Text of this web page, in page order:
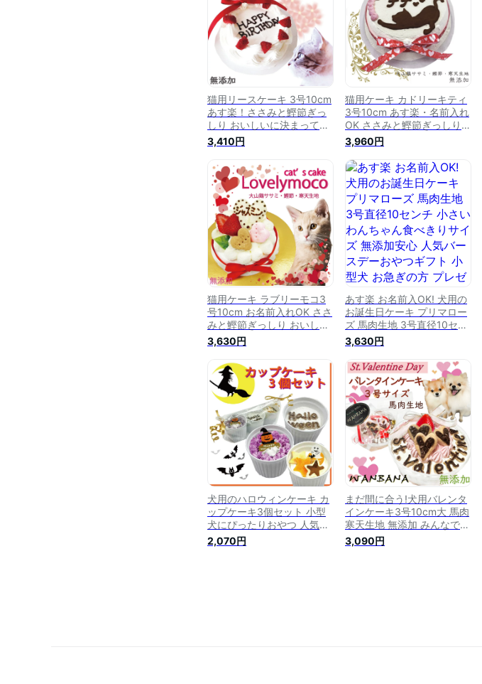
猫用リースケーキ 3号10cm
あす楽！ささみと鰹節ぎっ
しり おいしいに決まって
る！グルメなねこちゃんも
大満足！おやつに！ごはん
に！栄養たっぷり お誕生日
祝い ネコちゃんも飼い主様
も食べっぷりが楽しい！ギ
フトやパーティーを盛り上
げる 信頼の老舗ワンバナが
幸せをお届け
3,410円
猫用ケーキ カドリーキティ
3号10cm あす楽・名前入れ
OK ささみと鰹節ぎっしり
おいしいに決まってる！グ
ルメなねこちゃんも大満
足！おやつに！ごはんに！
栄養たっぷり お誕生日祝い
ネコちゃんも飼い主様も食
べっぷりが楽しい！ギフト
やパーティーを盛り上げる
老舗ワンバナ
3,960円
猫用ケーキ ラブリーモコ3
号10cm お名前入れOK ささ
みと鰹節ぎっしり おいしい
に決まってる！グルメなね
こちゃんも大満足！おやつ
に！ごはんに！栄養たっぷ
り お誕生日祝い ネコちゃん
も飼い主様も食べっぷりが
楽しい！ギフトやパーティ
ーを盛り上げる 創業20年老
舗ワンバナ
3,630円
あす楽 お名前入OK! 犬用の
お誕生日ケーキ プリマロー
ズ 馬肉生地 3号直径10セン
チ 小さいわんちゃん食べき
りサイズ 無添加安心 人気バ
ースデーおやつギフト 小型
犬 お急ぎの方 プレゼント
低カロリー シニアもおすす
め フードやごはんの代わり
に 特別な記念日 ワンバナ
3,630円
犬用のハロウィンケーキ カ
ップケーキ3個セット 小型
犬にぴったりおやつ 人気の
食べ切りサイズ パーティー
に 無添加 馬肉とお野菜の生
2,070円
まだ間に合う!犬用バレンタ
インケーキ3号10cm大 馬肉
寒天生地 無添加 みんなでパ
ーティー 幸せ時間楽しむ
SNS映えねらう 愛のこもっ
3,090円